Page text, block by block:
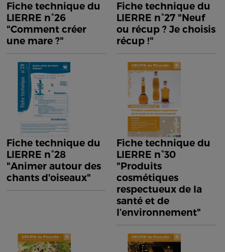
Fiche technique du
LIERRE n°26
"Comment créer
une mare ?"
Fiche technique du
LIERRE n°27 "Neuf
ou récup ? Je choisis
récup !"
Fiche technique du
LIERRE n°28
"Animer autour des
chants d'oiseaux"
Fiche technique du
LIERRE n°30
"Produits
cosmétiques
respectueux de la
santé et de
l’environnement"